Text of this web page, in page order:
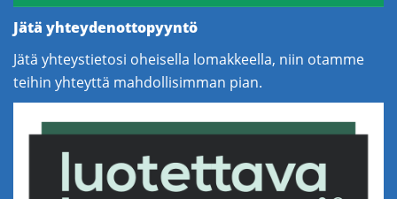
Jätä yhteydenottopyyntö
Jätä yhteystietosi oheisella lomakkeella, niin otamme
teihin yhteyttä mahdollisimman pian.